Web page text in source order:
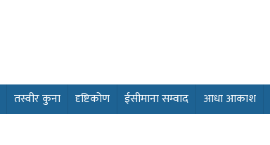
तस्वीर कुना दृष्टिकोण ईसीमाना सम्वाद आधा आकाश